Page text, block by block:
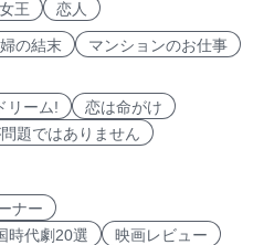
王 恋人
の結末
マンションのお仕事
リーム!
恋は命がけ
題ではありません
ナー
時代劇20選
映画レビュー